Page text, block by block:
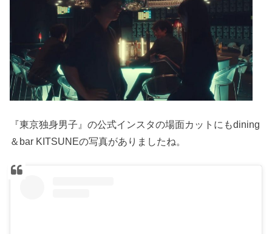
『東京独身男子』の公式インスタの場面カットにもdining
＆bar KITSUNEの写真がありましたね。